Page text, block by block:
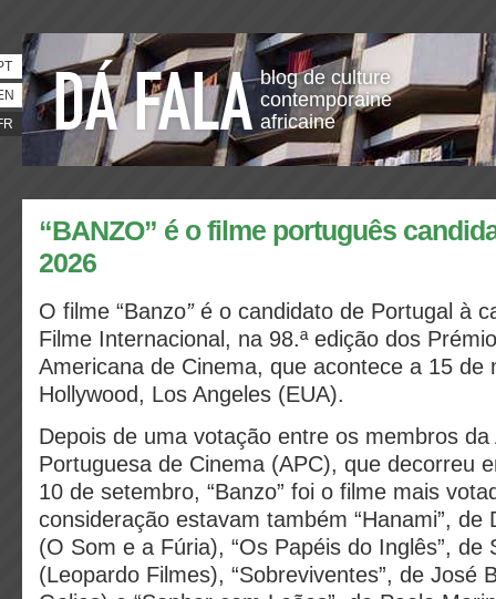
blog de culture
contemporaine
africaine
“BANZO” é o filme português
2026
O filme “Banzo”é o candidato de Portugal à
Filme Internacional, na 98.ª edição dos
Americana de Cinema, que acontece a 15 de
Hollywood, Los Angeles (EUA).
Depois de uma votação entre os membros da
Portuguesa de Cinema (APC), que decorreu
10 de setembro, “Banzo” foi o filme mais
consideração estavam também “Hanami”, de
(O Som e a Fúria), “Os Papéis do Inglês”, de
(Leopardo Filmes), “Sobreviventes”, de José